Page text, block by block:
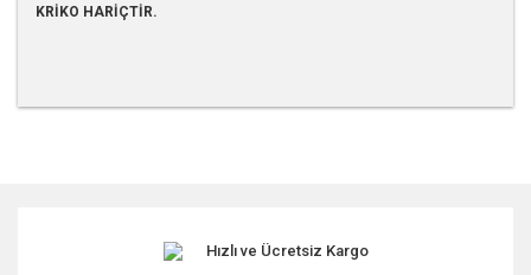
KRİKO HARİÇTİR.
Ürün resmi kalitesiz, bozuk veya görüntülenemiyor.
Hızlı ve Ücretsiz Kargo